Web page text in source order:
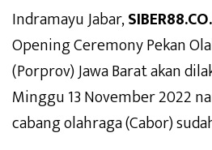
Indramayu Jabar,
Opening Ceremony Pekan
(Porprov) Jawa Barat akan
Minggu 13 November 2022
cabang olahraga (Cabor)